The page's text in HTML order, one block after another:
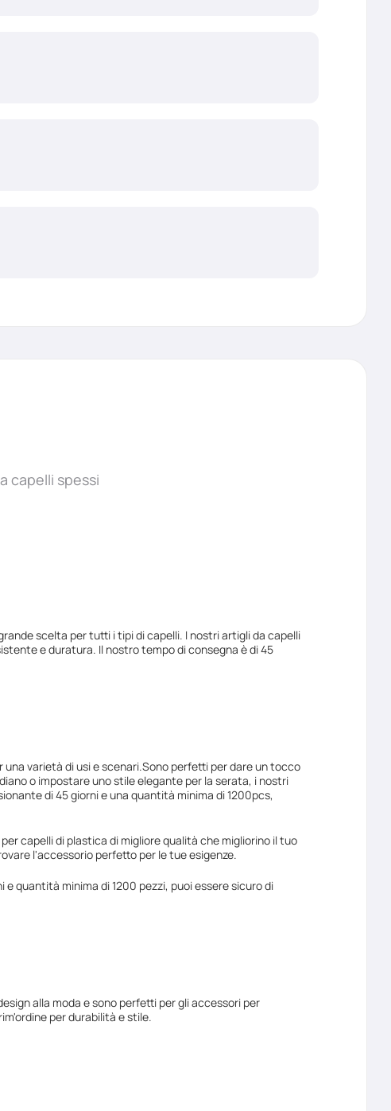
capelli spessi
scelta per tutti i tipi di capelli. I nostri artigli da capelli
e duratura. Il nostro tempo di consegna è di 45
una varietà di usi e scenari.Sono perfetti per dare un tocco
o impostare uno stile elegante per la serata, i nostri
di 45 giorni e una quantità minima di 1200pcs,
capelli di plastica di migliore qualità che migliorino il tuo
l'accessorio perfetto per le tue esigenze.
quantità minima di 1200 pezzi, puoi essere sicuro di
alla moda e sono perfetti per gli accessori per
per durabilità e stile.